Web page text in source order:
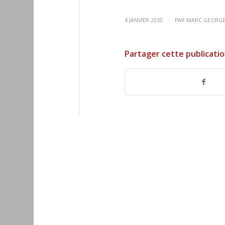
4 JANVIER 2020 / PAR MARC
Partager cette